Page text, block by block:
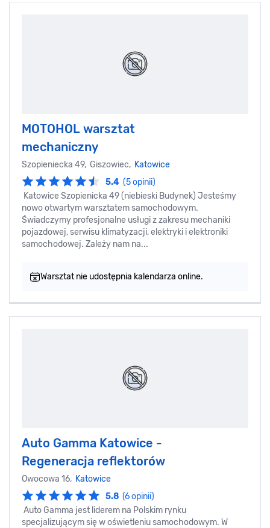
MOTOHOL warsztat
mechaniczny
Szopieniecka 49, Giszowiec, Katowice
5.4 (5 opinii)
Katowice Szopienicka 49 (niebieski Budynek) Jesteśmy
nowo otwartym warsztatem samochodowym.
Świadczymy profesjonalne usługi z zakresu mechaniki
pojazdowej, serwisu klimatyzacji, elektryki i elektroniki
samochodowej. Zależy nam na...
Warsztat nie udostępnia kalendarza online.
Auto Gamma Katowice -
Regeneracja reflektorów
Owocowa 16, Katowice
5.8 (6 opinii)
Auto Gamma jest liderem na Polskim rynku
specjalizującym się w oświetleniu samochodowym. W